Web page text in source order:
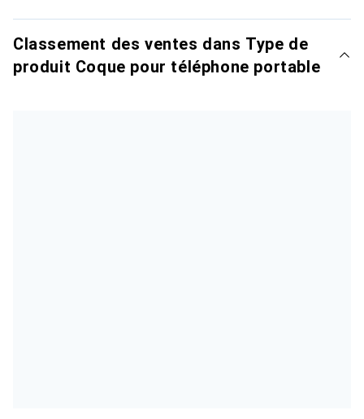
Classement des ventes dans Type de
produit Coque pour téléphone portable